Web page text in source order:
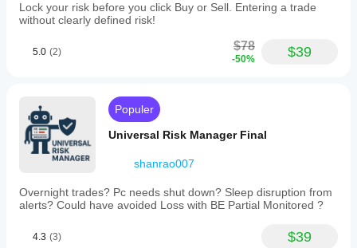
Lock your risk before you click Buy or Sell. Entering a trade
without clearly defined risk!
5.0 (2) $78
-50% $39
Populer
Universal Risk Manager Final
shanrao007
Overnight trades? Pc needs shut down? Sleep disruption from
alerts? Could have avoided Loss with BE Partial Monitored ?
4.3 (3) $39